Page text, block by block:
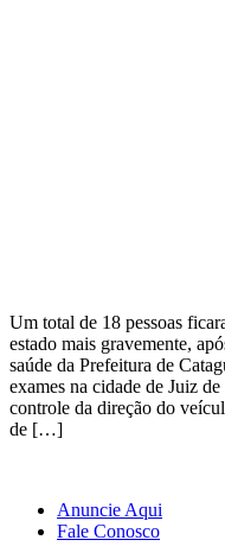
Um total de 18 pessoas
estado mais gravemente,
saúde da Prefeitura de
exames na cidade de Juiz
controle da direção do
de […]
Anuncie Aqui
Fale Conosco